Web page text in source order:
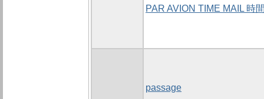
PAR AVION TIME MAIL 時
passage